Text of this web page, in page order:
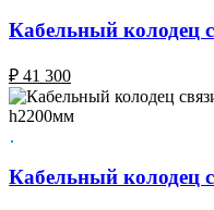
Кабельный колодец
₽ 41 300
Кабельный колодец